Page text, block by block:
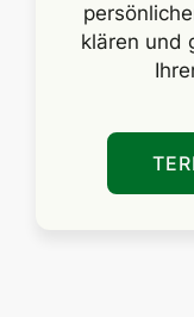
klären und